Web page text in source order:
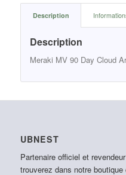
Description
Description
Meraki MV 90 Day Cloud
UBNEST
Partenaire officiel et
trouverez dans notre